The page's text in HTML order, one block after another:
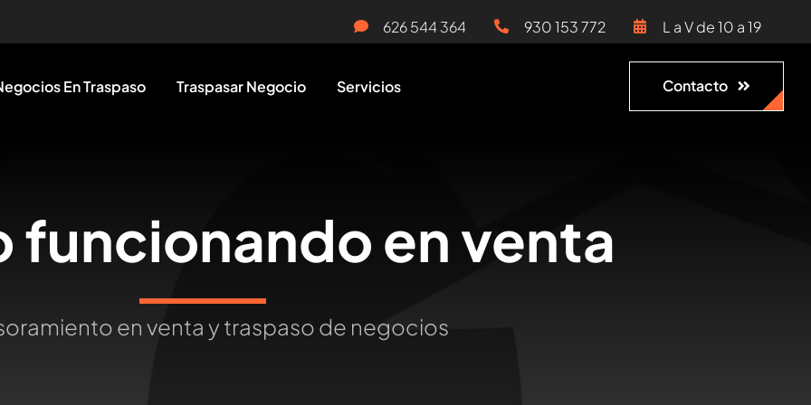
626 544 364 930 153 772 L a V de 10 a 19
En Traspaso Traspasar Negocio Servicios Contacto
funcionando en venta
en venta y traspaso de negocios